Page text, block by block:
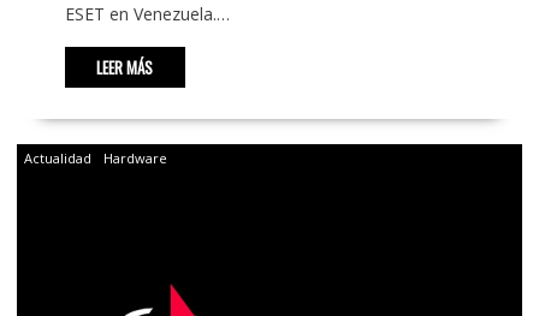
ESET en Venezuela.…
LEER MÁS
Actualidad Hardware